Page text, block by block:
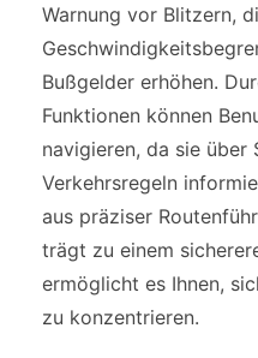
Warnung vor Blitzern,
Bußgelder erhöhen.
Funktionen können
navigieren, da sie über
Verkehrsregeln
aus präziser
trägt zu einem
ermöglicht es Ihnen,
zu konzentrieren.